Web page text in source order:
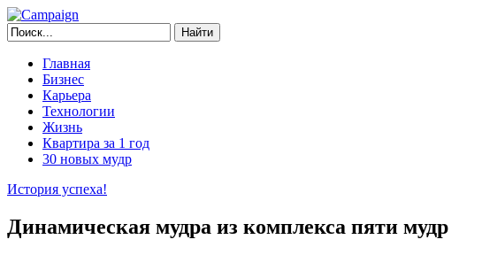
Главная
Бизнес
Карьера
Технологии
Жизнь
Квартира за 1 год
30 новых мудр
История успеха!
Динамическая мудра из комплекса пяти мудр